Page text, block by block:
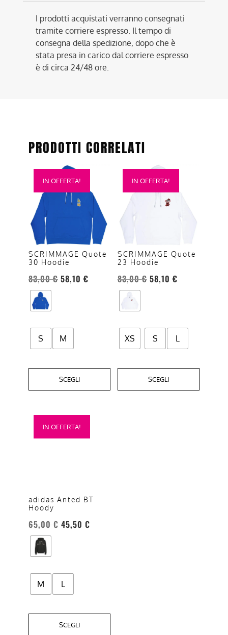
I prodotti acquistati verranno consegnati
tramite corriere espresso. Il tempo di
consegna della spedizione, dopo che è
stata presa in carico dal corriere espresso
è di circa 24/48 ore.
PRODOTTI CORRELATI
IN OFFERTA!
SCRIMMAGE Quote
30 Hoodie
83,00€ 58,10 €
S M
SCEGLI
Questo
prodotto
più
varianti.
Le
opzioni
possono
essere
scelte
nella
del
prodotto
IN OFFERTA!
SCRIMMAGE Quote
23 Hoodie
83,00€ 58,10 €
XS S L
SCEGLI
Questo
prodotto
più
varianti.
Le
opzioni
possono
essere
scelte
nella
del
prodotto
IN OFFERTA!
adidas Anted BT
Hoody
65,00€ 45,50 €
M L
SCEGLI
Questo
prodotto
opzioni
possono
essere
scelte
nella
del
prodotto